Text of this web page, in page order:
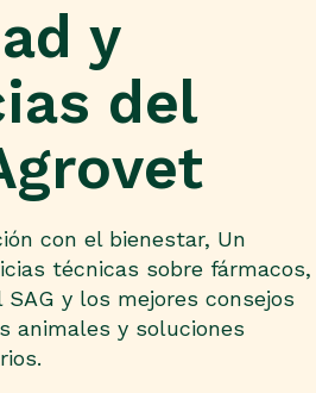
y
del
con el bienestar, Un
técnicas sobre fármacos,
y los mejores consejos
animales y soluciones